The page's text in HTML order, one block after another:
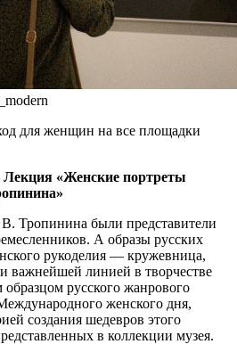
для женщин на все площадки
«Женские портреты
Тропинина были представители
А образы русских
рукоделия — кружевница,
важнейшей линией в творчестве
образцом русского жанрового
женского дня,
создания шедевров этого
в коллекции музея.